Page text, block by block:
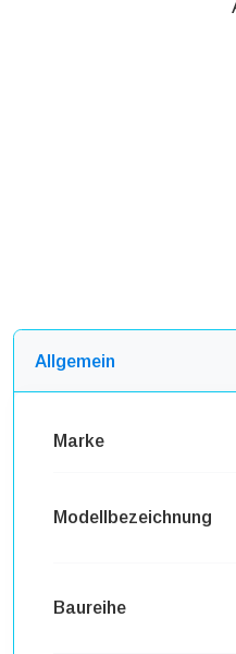
Allgemein
Marke
Modellbezeichnung
Baureihe